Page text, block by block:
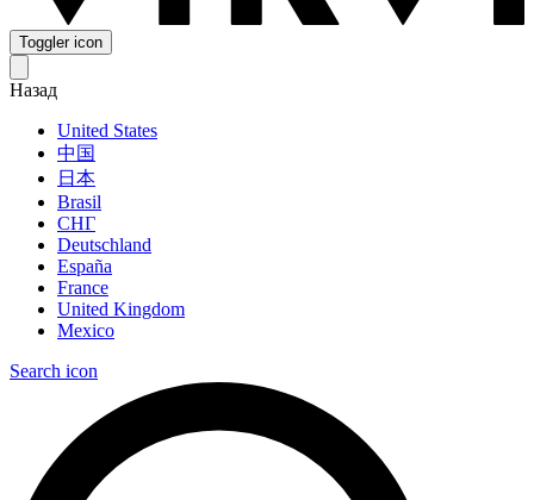
Toggler icon
Назад
United States
中国
日本
Brasil
СНГ
Deutschland
España
France
United Kingdom
Mexico
Search icon